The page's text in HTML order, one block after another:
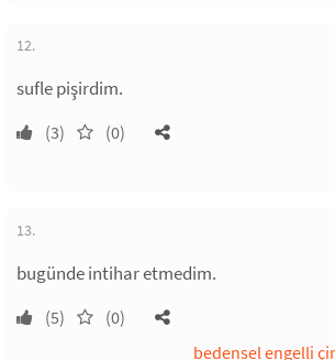
12.
sufle pişirdim.
(3) (0)
13.
bugünde intihar etmedim.
(5) (0)
bedensel engelli